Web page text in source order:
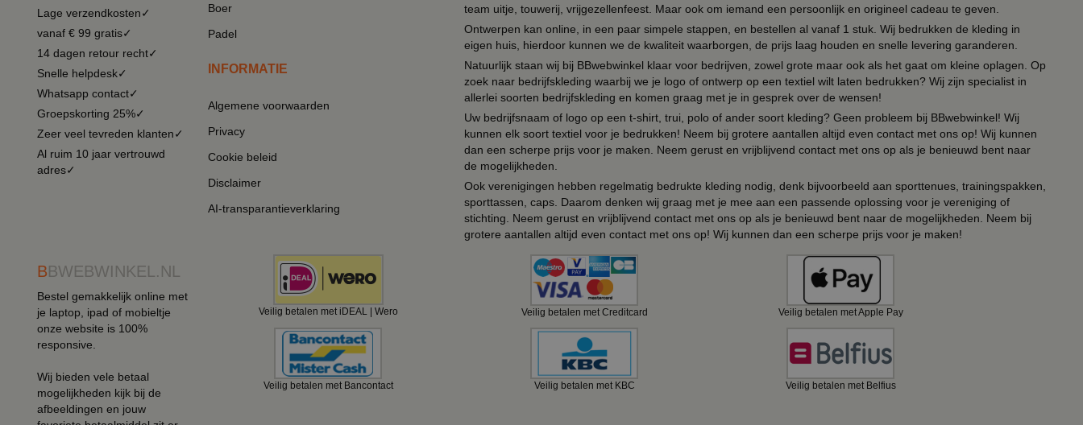
Lage verzendkosten✓
vanaf € 99 gratis✓
14 dagen retour recht✓
Snelle helpdesk✓
Whatsapp contact✓
Groepskorting 25%✓
Zeer veel tevreden klanten✓
Al ruim 10 jaar vertrouwd
adres✓
Boer
Padel
INFORMATIE
Algemene voorwaarden
Privacy
Cookie beleid
Disclaimer
AI-transparantieverklaring
team uitje, touwerij, vrijgezellenfeest. Maar ook om iemand een persoonlijk en origineel cadeau te geven.
Ontwerpen kan online, in een paar simpele stappen, en bestellen al vanaf 1 stuk. Wij bedrukken de kleding in
eigen huis, hierdoor kunnen we de kwaliteit waarborgen, de prijs laag houden en snelle levering garanderen.
Natuurlijk staan wij bij BBwebwinkel klaar voor bedrijven, zowel grote maar ook als het gaat om kleine oplagen. Op
zoek naar bedrijfskleding waarbij we je logo of ontwerp op een textiel wilt laten bedrukken? Wij zijn specialist in
allerlei soorten bedrijfskleding en komen graag met je in gesprek over de wensen!
Uw bedrijfsnaam of logo op een t-shirt, trui, polo of ander soort kleding? Geen probleem bij BBwebwinkel! Wij
kunnen elk soort textiel voor je bedrukken! Neem bij grotere aantallen altijd even contact met ons op! Wij kunnen
dan een scherpe prijs voor je maken. Neem gerust en vrijblijvend contact met ons op als je benieuwd bent naar
de mogelijkheden.
Ook verenigingen hebben regelmatig bedrukte kleding nodig, denk bijvoorbeeld aan sporttenues, trainingspakken,
sporttassen, caps. Daarom denken wij graag met je mee aan een passende oplossing voor je vereniging of
stichting. Neem gerust en vrijblijvend contact met ons op als je benieuwd bent naar de mogelijkheden. Neem bij
grotere aantallen altijd even contact met ons op! Wij kunnen dan een scherpe prijs voor je maken!
BBWEBWINKEL.NL
Bestel gemakkelijk online met
je laptop, ipad of mobieltje
onze website is 100%
responsive.
Wij bieden vele betaal
mogelijkheden kijk bij de
afbeeldingen en jouw
Veilig betalen met iDEAL | Wero Veilig betalen met Creditcard Veilig betalen met Apple Pay
Veilig betalen met Bancontact Veilig betalen met KBC Veilig betalen met Belfius